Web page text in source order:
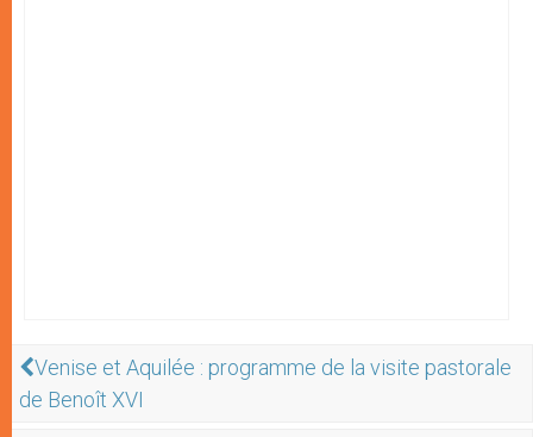
Venise et Aquilée : programme de la visite pastorale
de Benoît XVI